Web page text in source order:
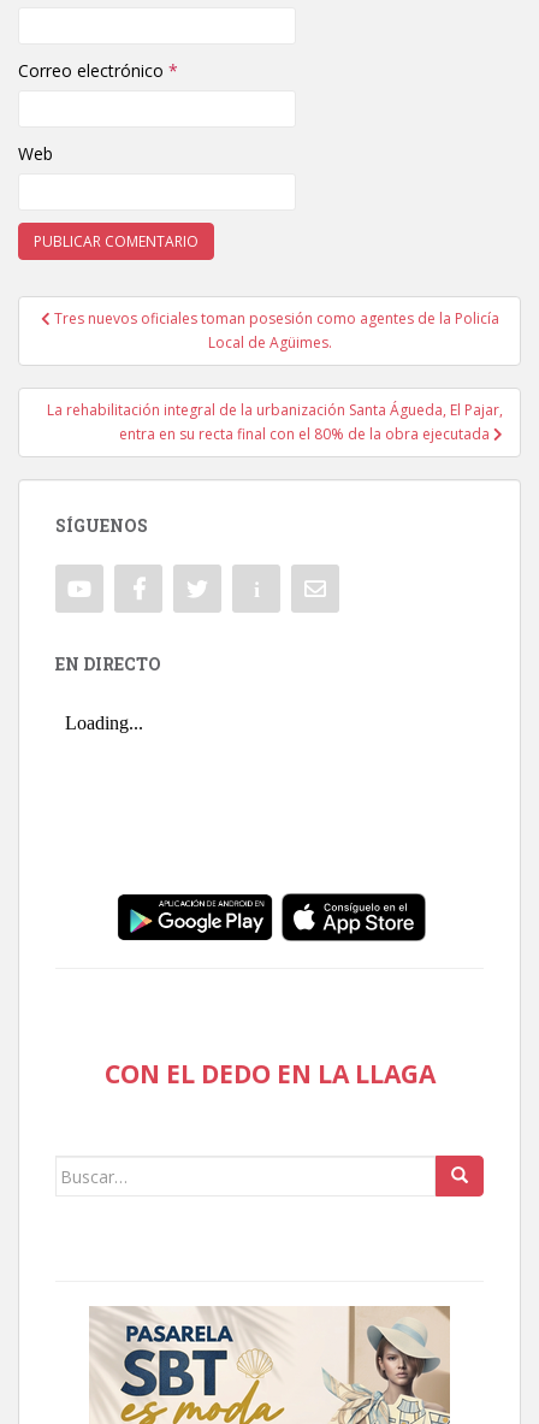
Correo electrónico *
Web
Navegación de entradas
Tres nuevos oficiales toman posesión como agentes de la Policía
Local de Agüimes.
La rehabilitación integral de la urbanización Santa Águeda, El Pajar,
entra en su recta final con el 80% de la obra ejecutada
SÍGUENOS
EN DIRECTO
CON EL DEDO EN LA LLAGA
Buscar: